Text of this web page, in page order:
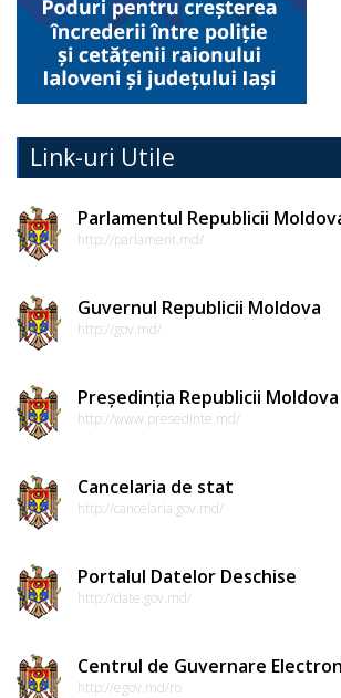
Link-uri Utile
Parlamentul Republicii
http://parlament.md/
Guvernul Republicii Moldova
http://gov.md/
Președinția Republicii Moldova
http://www.presedinte.md/
Cancelaria de stat
http://cancelaria.gov.md/
Portalul Datelor Deschise
http://date.gov.md/
Centrul de Guvernare
http://egov.md/ro